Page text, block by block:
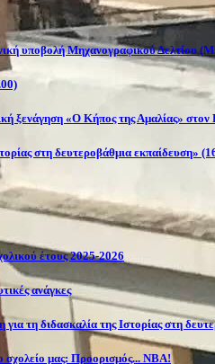
υποβολή Μηχανογραφικού Δελτίου
ξενάγηση «Ο Κήπος της Αμαλίας»
στη δευτεροβάθμια εκπαίδευση»
έτους 2025-2026
ανάγκες
τη διδασκαλία της Ιστορίας στη
σχολείο μας: Προορισμός... NBA!